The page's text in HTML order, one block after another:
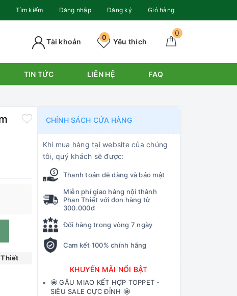
Tìm kiếm Đăng nhập Đăng ký Giỏ hàng
0
Yêu thích
0
Tài khoản
TIN TỨC LIÊN HỆ FAQ
Thiết
CHÍNH SÁCH CỬA HÀNG
Khi mua hàng tại website của chúng
tôi, quý khách sẽ được:
Thanh toán dễ dàng và bảo mật
Miễn phí giao hàng nội thành
Phan Thiết với đơn hàng từ
300.000đ
Đổi hàng trong vòng 7 ngày
Cam kết 100% chính hãng
KHUYẾN MÃI NỔI BẬT
🤩 GÂU MIAO KẾT HỢP TOPPET -
SIÊU SALE CỰC ĐỈNH 🤩